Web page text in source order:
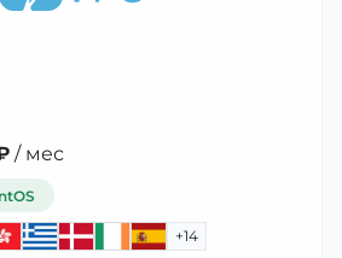
/ мес
+14